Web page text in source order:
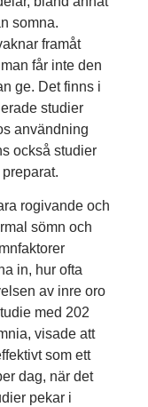
somna.
framåt
får inte den
ge. Det finns i
studier
användning
också studier
rogivande och
sömn och
in, hur ofta
av inre oro
med 202
visade att
som ett
dag, när det
pekar i